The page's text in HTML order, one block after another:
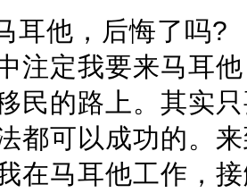
耳他，后悔了吗?
注定我要来马耳
民的路上。其实
都可以成功的。
在马耳他工作，